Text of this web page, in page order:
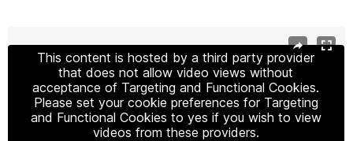
This content is hosted by a third party provider
that does not allow video views without
acceptance of Targeting and Functional Cookies.
Please set your cookie preferences for Targeting
and Functional Cookies to yes if you wish to view
videos from these providers.